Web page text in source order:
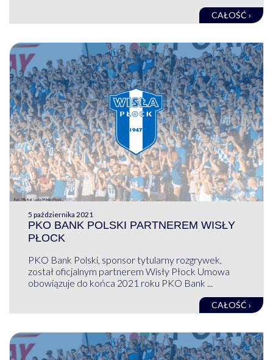
CAŁOŚĆ ›
5 października 2021
PKO BANK POLSKI PARTNEREM WISŁY
PŁOCK
PKO Bank Polski, sponsor tytularny rozgrywek,
został oficjalnym partnerem Wisły Płock Umowa
obowiązuje do końca 2021 roku PKO Bank ...
CAŁOŚĆ ›